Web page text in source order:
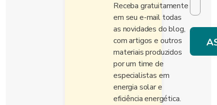
Receba gratuitamente
em seu e-mail todas
as novidades do blog,
com artigos e outros
materiais produzidos
por um time de
especialistas em
energia solar e
eficiência energética.